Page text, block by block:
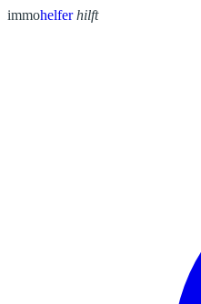
immohelfer hilft